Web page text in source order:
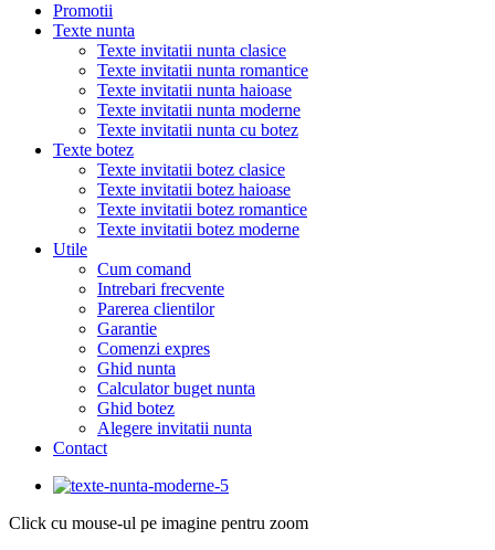
Promotii
Texte nunta
Texte invitatii nunta clasice
Texte invitatii nunta romantice
Texte invitatii nunta haioase
Texte invitatii nunta moderne
Texte invitatii nunta cu botez
Texte botez
Texte invitatii botez clasice
Texte invitatii botez haioase
Texte invitatii botez romantice
Texte invitatii botez moderne
Utile
Cum comand
Intrebari frecvente
Parerea clientilor
Garantie
Comenzi expres
Ghid nunta
Calculator buget nunta
Ghid botez
Alegere invitatii nunta
Contact
Click cu mouse-ul pe imagine pentru zoom